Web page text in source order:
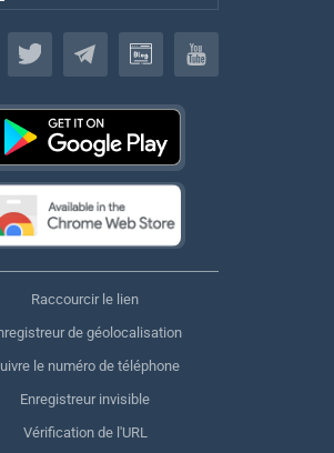
Français
Raccourcir le lien
de géolocalisation
le numéro de téléphone
Enregistreur invisible
Vérification de l'URL